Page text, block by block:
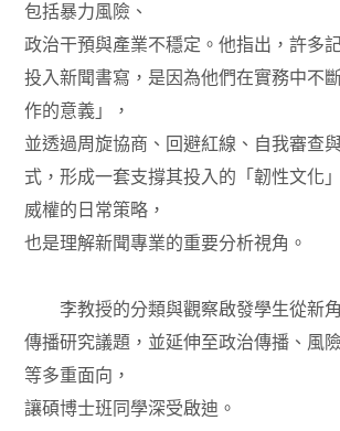
包括暴力風險、
政治干預與產業不穩定。他指出，許多
投入新聞書寫，是因為他們在實務中不
作的意義」，
並透過周旋協商、回避紅線、自我審查
式，形成一套支撐其投入的「韌性文化
威權的日常策略，
也是理解新聞專業的重要分析視角。
李教授的分類與觀察啟發學生從新角
傳播研究議題，並延伸至政治傳播、風
等多重面向，
讓碩博士班同學深受啟迪。